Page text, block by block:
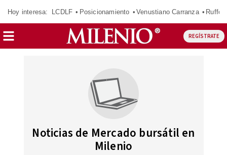
Hoy interesa: LCDLF Posicionamiento Venustiano Carranza Ruffo
REGÍSTRATE
Noticias de Mercado bursátil en
Milenio